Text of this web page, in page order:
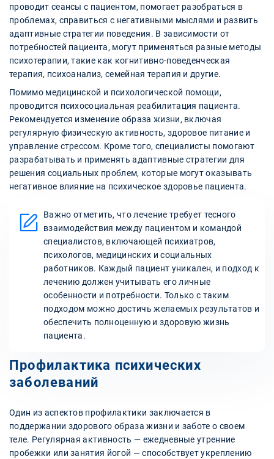
проводит сеансы с пациентом, помогает разобраться в
проблемах, справиться с негативными мыслями и развить
адаптивные стратегии поведения. В зависимости от
потребностей пациента, могут применяться разные методы
психотерапии, такие как когнитивно-поведенческая
терапия, психоанализ, семейная терапия и другие.
Помимо медицинской и психологической помощи,
проводится психосоциальная реабилитация пациента.
Рекомендуется изменение образа жизни, включая
регулярную физическую активность, здоровое питание и
управление стрессом. Кроме того, специалисты помогают
разрабатывать и применять адаптивные стратегии для
решения социальных проблем, которые могут оказывать
негативное влияние на психическое здоровье пациента.
Важно отметить, что лечение требует тесного
взаимодействия между пациентом и командой
специалистов, включающей психиатров,
психологов, медицинских и социальных
работников. Каждый пациент уникален, и подход к
лечению должен учитывать его личные
особенности и потребности. Только с таким
подходом можно достичь желаемых результатов и
обеспечить полноценную и здоровую жизнь
пациента.
Профилактика психических
заболеваний
Один из аспектов профилактики заключается в
поддержании здорового образа жизни и заботе о своем
теле. Регулярная активность — ежедневные утренние
пробежки или занятия йогой — способствует укреплению